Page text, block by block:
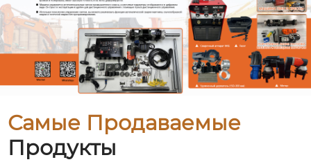
Самые Продаваемые
Продукты